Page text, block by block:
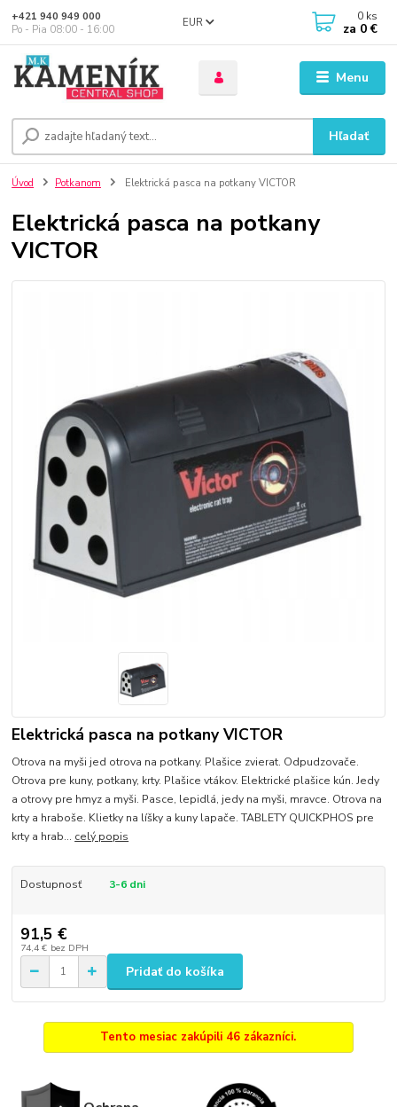
Menu
EUR
Hľadať
+421 940 949 000
Po - Pia 08:00 - 16:00
0 ks
za 0 €
Úvod Potkanom Elektrická pasca na potkany VICTOR
Elektrická pasca na potkany
VICTOR
Elektrická pasca na potkany VICTOR
Otrova na myši jed otrova na potkany. Plašice zvierat. Odpudzovače.
Otrova pre kuny, potkany, krty. Plašice vtákov. Elektrické plašice kún. Jedy
a otrovy pre hmyz a myši. Pasce, lepidlá, jedy na myši, mravce. Otrova na
krty a hraboše. Klietky na líšky a kuny lapače. TABLETY QUICKPHOS pre
krty a hrab... celý popis
Dostupnosť 3-6 dni
91,5 €
74,4 € bez DPH
Pridať do košíka
Tento mesiac zakúpili 46 zákazníci.